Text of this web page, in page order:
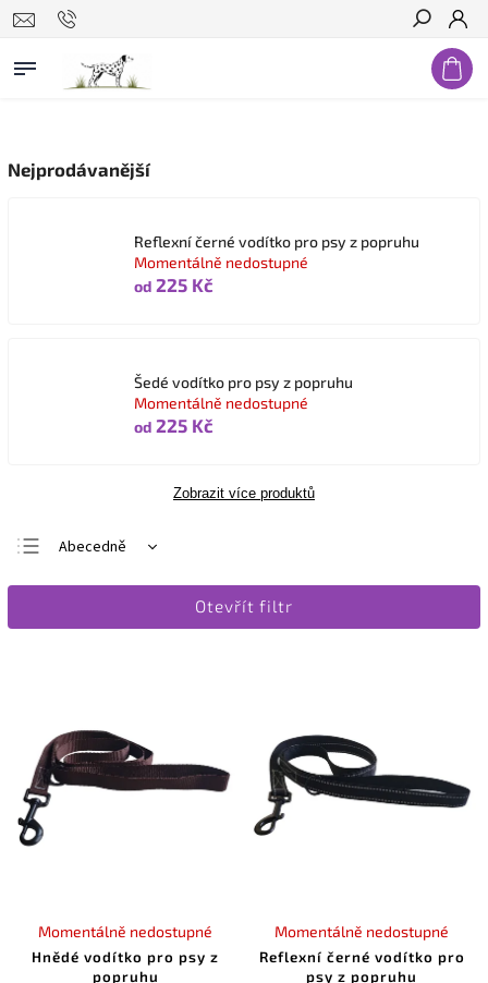
Hledat
Nejprodávanější
Reflexní černé vodítko pro psy z popruhu
Momentálně nedostupné
od 225 Kč
Šedé vodítko pro psy z popruhu
Momentálně nedostupné
od 225 Kč
Zobrazit více produktů
Abecedně
Nejlevnější
Otevřít filtr
Hnědé vodítko pro psy z
popruhu
Momentálně nedostupné
Reflexní černé vodítko pro
psy z popruhu
Momentálně nedostupné